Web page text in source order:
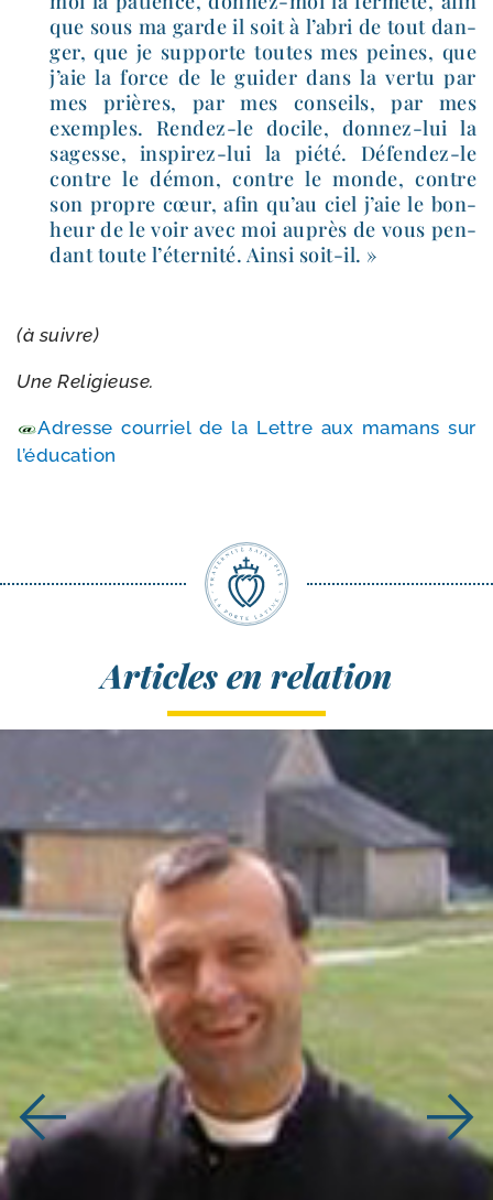
que sous ma garde il soit à l’a­bri de tout dan­
ger, que je sup­porte toutes mes peines, que
j’aie la force de le gui­der dans la ver­tu par
mes prières, par mes conseils, par mes
exemples. Rendez-​le docile, donnez-​lui la
sagesse, inspirez-​lui la pié­té. Défendez-​le
contre le démon, contre le monde, contre
son propre cœur, afin qu’au ciel j’aie le bon­
heur de le voir avec moi auprès de vous pen­
dant toute l’é­ter­ni­té. Ainsi soit-il. »
(à suivre)
Une Religieuse.
Adresse cour­riel de la Lettre aux mamans sur
l’éducation
Articles en relation